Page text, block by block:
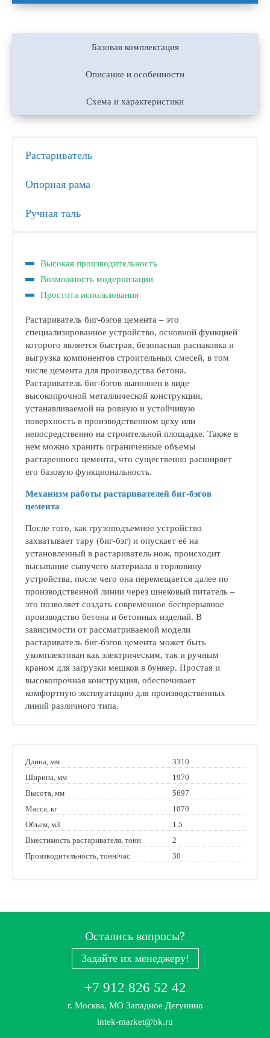
Базовая комплектация
Описание и особенности
Схема и характеристики
Растариватель
Опорная рама
Ручная таль
Высокая производительность
Возможность модернизации
Простота использования
Растариватель биг-бэгов цемента – это
специализированное устройство, основной функцией
которого является быстрая, безопасная распаковка и
выгрузка компонентов строительных смесей, в том
числе цемента для производства бетона.
Растариватель биг-бэгов выполнен в виде
высокопрочной металлической конструкции,
устанавливаемой на ровную и устойчивую
поверхность в производственном цеху или
непосредственно на строительной площадке. Также в
нем можно хранить ограниченные объемы
растаренного цемента, что существенно расширяет
его базовую функциональность.
Механизм работы растаривателей биг-бэгов
цемента
После того, как грузоподъемное устройство
захватывает тару (биг-бэг) и опускает её на
установленный в растариватель нож, происходит
высыпание сыпучего материала в горловину
устройства, после чего она перемещается далее по
производственной линии через шнековый питатель –
это позволяет создать современное беспрерывное
производство бетона и бетонных изделий. В
зависимости от рассматриваемой модели
растариватель биг-бэгов цемента может быть
укомплектован как электрическим, так и ручным
краном для загрузки мешков в бункер. Простая и
высокопрочная конструкция, обеспечивает
комфортную эксплуатацию для производственных
линий различного типа.
Длина, мм
3310
Ширина, мм
1970
Высота, мм
5697
Масса, кг
1070
Объем, м3
1.5
Вместимость растаривателя, тонн
2
Производительность, тонн/час
30
Остались вопросы?
Задайте их менеджеру!
+7 912 826 52 42
г. Москва, МО Западное Дегунино
intek-market@bk.ru